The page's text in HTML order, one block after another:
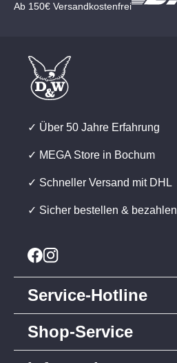
Ab 150€ Versandkostenfrei
✓ Über 50 Jahre Erfahrung
✓ MEGA Store in Bochum
✓ Schneller Versand mit DHL
✓ Sicher bestellen & bezahlen
Service-Hotline
Shop-Service